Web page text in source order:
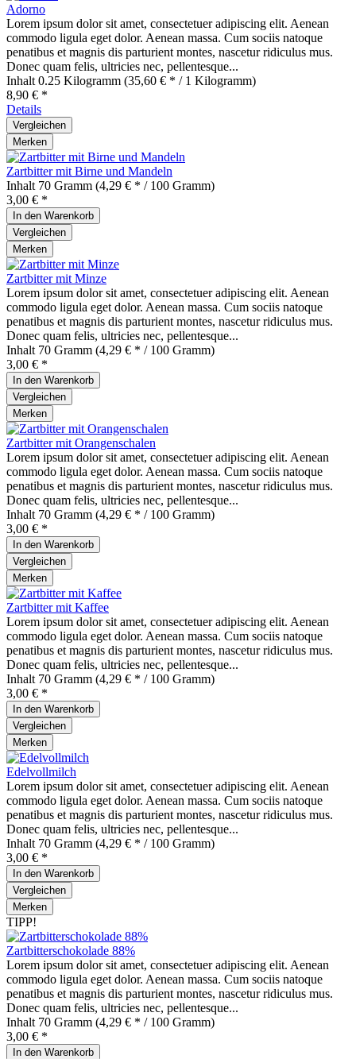
Adorno
Lorem ipsum dolor sit amet, consectetuer adipiscing elit. Aenean
commodo ligula eget dolor. Aenean massa. Cum sociis natoque
penatibus et magnis dis parturient montes, nascetur ridiculus mus.
Donec quam felis, ultricies nec, pellentesque...
Inhalt 0.25 Kilogramm (35,60 € * / 1 Kilogramm)
8,90 € *
Details
Vergleichen
Merken
Zartbitter mit Birne und Mandeln
Inhalt 70 Gramm (4,29 € * / 100 Gramm)
3,00 € *
In den Warenkorb
Vergleichen
Merken
Zartbitter mit Minze
Lorem ipsum dolor sit amet, consectetuer adipiscing elit. Aenean
commodo ligula eget dolor. Aenean massa. Cum sociis natoque
penatibus et magnis dis parturient montes, nascetur ridiculus mus.
Donec quam felis, ultricies nec, pellentesque...
Inhalt 70 Gramm (4,29 € * / 100 Gramm)
3,00 € *
In den Warenkorb
Vergleichen
Merken
Zartbitter mit Orangenschalen
Lorem ipsum dolor sit amet, consectetuer adipiscing elit. Aenean
commodo ligula eget dolor. Aenean massa. Cum sociis natoque
penatibus et magnis dis parturient montes, nascetur ridiculus mus.
Donec quam felis, ultricies nec, pellentesque...
Inhalt 70 Gramm (4,29 € * / 100 Gramm)
3,00 € *
In den Warenkorb
Vergleichen
Merken
Zartbitter mit Kaffee
Lorem ipsum dolor sit amet, consectetuer adipiscing elit. Aenean
commodo ligula eget dolor. Aenean massa. Cum sociis natoque
penatibus et magnis dis parturient montes, nascetur ridiculus mus.
Donec quam felis, ultricies nec, pellentesque...
Inhalt 70 Gramm (4,29 € * / 100 Gramm)
3,00 € *
In den Warenkorb
Vergleichen
Merken
Edelvollmilch
Lorem ipsum dolor sit amet, consectetuer adipiscing elit. Aenean
commodo ligula eget dolor. Aenean massa. Cum sociis natoque
penatibus et magnis dis parturient montes, nascetur ridiculus mus.
Donec quam felis, ultricies nec, pellentesque...
Inhalt 70 Gramm (4,29 € * / 100 Gramm)
3,00 € *
In den Warenkorb
Vergleichen
Merken
TIPP!
Zartbitterschokolade 88%
Lorem ipsum dolor sit amet, consectetuer adipiscing elit. Aenean
commodo ligula eget dolor. Aenean massa. Cum sociis natoque
penatibus et magnis dis parturient montes, nascetur ridiculus mus.
Donec quam felis, ultricies nec, pellentesque...
Inhalt 70 Gramm (4,29 € * / 100 Gramm)
3,00 € *
In den Warenkorb